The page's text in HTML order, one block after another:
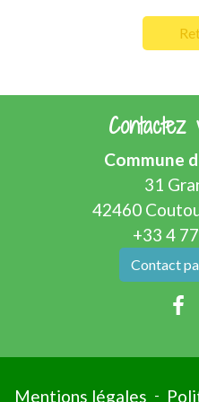
Commune
31
42460
+33 4
Contact
Mentions légales -